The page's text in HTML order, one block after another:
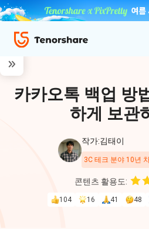
for iOS
카카오톡 백업 방
하게 보관
작가:김태이
3C 테크 분야 10년
콘텐츠 활용도:
104 16 41 48